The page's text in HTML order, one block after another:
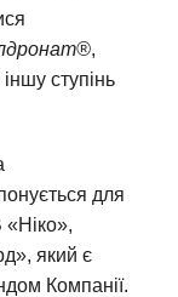
,
ступінь
для
«Ніко»,
який є
Компанії.